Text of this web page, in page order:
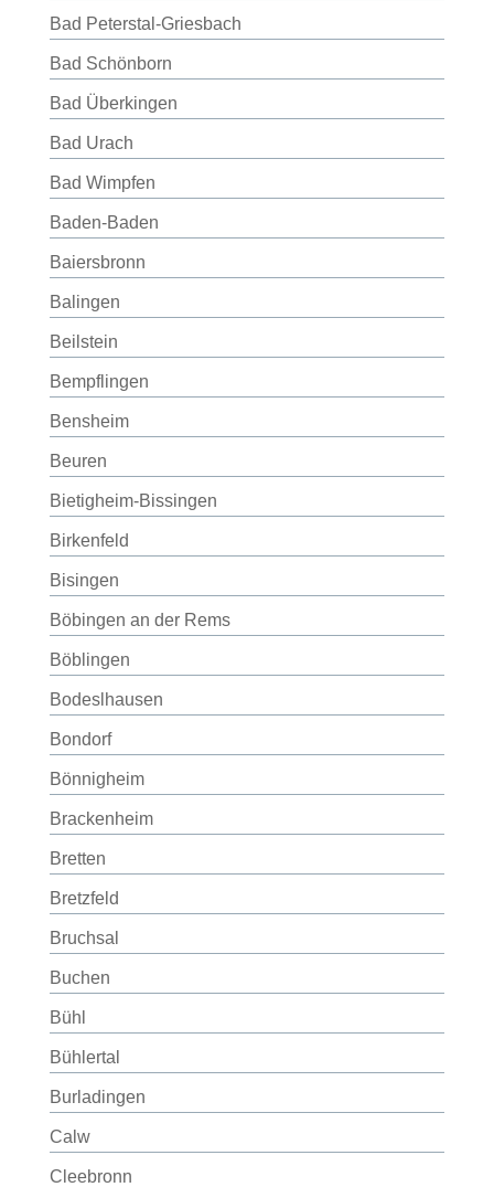
Bad Peterstal-Griesbach
Bad Schönborn
Bad Überkingen
Bad Urach
Bad Wimpfen
Baden-Baden
Baiersbronn
Balingen
Beilstein
Bempflingen
Bensheim
Beuren
Bietigheim-Bissingen
Birkenfeld
Bisingen
Böbingen an der Rems
Böblingen
Bodeslhausen
Bondorf
Bönnigheim
Brackenheim
Bretten
Bretzfeld
Bruchsal
Buchen
Bühl
Bühlertal
Burladingen
Calw
Cleebronn